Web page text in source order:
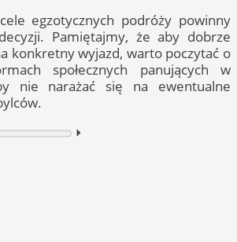
egzotycznych podróży powinny
Pamiętajmy, że aby dobrze
konkretny wyjazd, warto poczytać o
społecznych panujących w
nie narażać się na ewentualne
⏵︎